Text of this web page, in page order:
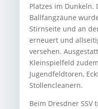
Platzes im Dunkeln.
Ballfangzäune
Stirnseite und an
erneuert und
versehen.
Kleinspielfeld
Jugendfeldtoren,
Stollencleanern.
Beim Dresdner